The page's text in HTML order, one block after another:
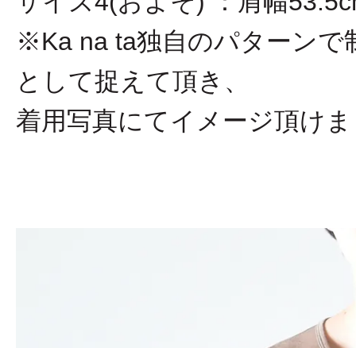
※Ka na ta独自のパターンで
として捉えて頂き、
着用写真にてイメージ頂け